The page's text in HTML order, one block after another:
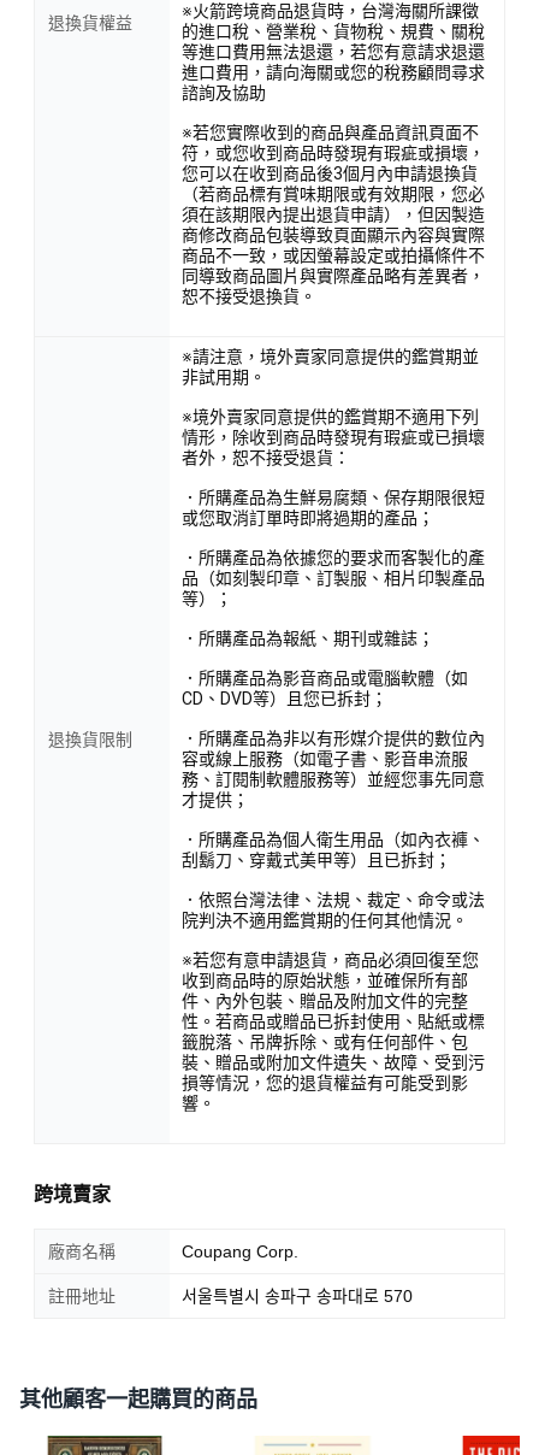
退換貨權益
※火箭跨境商品退貨時，台灣海關所課徵
的進口稅、營業稅、貨物稅、規費、關稅
等進口費用無法退還，若您有意請求退還
進口費用，請向海關或您的稅務顧問尋求
諮詢及協助
※若您實際收到的商品與產品資訊頁面不
符，或您收到商品時發現有瑕疵或損壞，
您可以在收到商品後3個月內申請退換貨
（若商品標有賞味期限或有效期限，您必
須在該期限內提出退貨申請），但因製造
商修改商品包裝導致頁面顯示內容與實際
商品不一致，或因螢幕設定或拍攝條件不
同導致商品圖片與實際產品略有差異者，
恕不接受退換貨。
退換貨限制
※請注意，境外賣家同意提供的鑑賞期並
非試用期。
※境外賣家同意提供的鑑賞期不適用下列
情形，除收到商品時發現有瑕疵或已損壞
者外，恕不接受退貨：
．所購產品為生鮮易腐類、保存期限很短
或您取消訂單時即將過期的產品；
．所購產品為依據您的要求而客製化的產
品（如刻製印章、訂製服、相片印製產品
等）；
．所購產品為報紙、期刊或雜誌；
．所購產品為影音商品或電腦軟體（如
CD、DVD等）且您已拆封；
．所購產品為非以有形媒介提供的數位內
容或線上服務（如電子書、影音串流服
務、訂閱制軟體服務等）並經您事先同意
才提供；
．所購產品為個人衛生用品（如內衣褲、
刮鬍刀、穿戴式美甲等）且已拆封；
．依照台灣法律、法規、裁定、命令或法
院判決不適用鑑賞期的任何其他情況。
※若您有意申請退貨，商品必須回復至您
收到商品時的原始狀態，並確保所有部
件、內外包裝、贈品及附加文件的完整
性。若商品或贈品已拆封使用、貼紙或標
籤脫落、吊牌拆除、或有任何部件、包
裝、贈品或附加文件遺失、故障、受到污
損等情況，您的退貨權益有可能受到影
響。
跨境賣家
廠商名稱 Coupang Corp.
註冊地址 서울특별시 송파구 송파대로 570
其他顧客一起購買的商品